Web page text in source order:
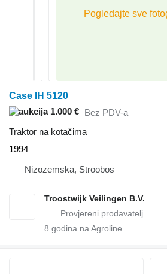
Case IH 5120
1.000 € Bez PDV-a
Traktor na kotačima
1994
Nizozemska, Stroobos
Troostwijk Veilingen B.V.
8 godina na Agroline